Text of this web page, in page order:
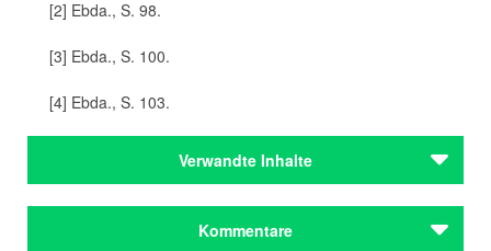
[2] Ebda., S. 98.
[3] Ebda., S. 100.
[4] Ebda., S. 103.
Verwandte Inhalte
Kommentare